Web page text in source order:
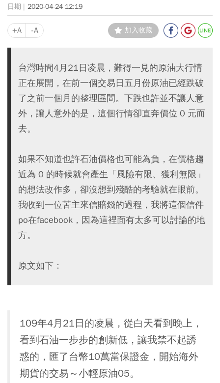
2020-04-24 12:19
+A -A 加入收藏
台灣時間4月21日凌晨，難得一見的原油大行情
正在展開，在前一個交易日五月份原油已經跌破
了之前一個月的整理區間。下跌也許並不讓人意
外，讓人意外的是，這個行情卻直奔價位 0 元而
去。
如果不知道也許石油價格也可能為負，在價格趨
近為 0 的時候就會產生「風險有限、獲利無限」
的想法改作多，卻沒想到殘酷的考驗就在眼前。
我收到一位苦主來信賠錢的過程，我將這個信件
po在facebook，因為這裡面有太多可以討論的地
方。
原文如下：
109年4月21日的凌晨，從白天看到晚上，
看到石油一步步的創新低，讓我禁不起誘
惑的，匯了台幣10萬當保證金，開始海外
期貨的交易～小輕原油05。